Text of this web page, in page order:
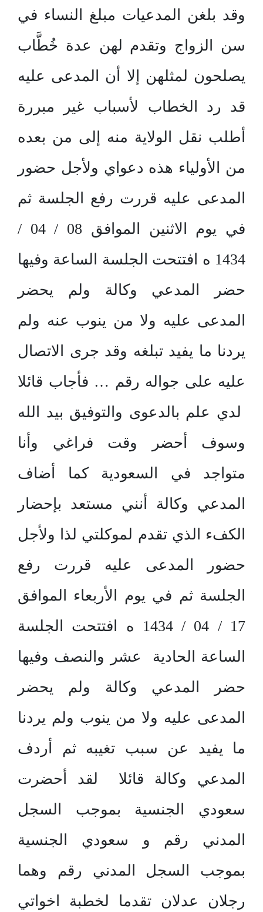
وقد بلغن المدعيات مبلغ النساء في
سن الزواج وتقدم لهن عدة خُطَّاب
يصلحون لمثلهن إلا أن المدعى عليه
قد رد الخطاب لأسباب غير مبررة
أطلب نقل الولاية منه إلى من بعده
من الأولياء هذه دعواي ولأجل حضور
المدعى عليه قررت رفع الجلسة ثم
في يوم الاثنين الموافق 08 / 04 /
1434 ه افتتحت الجلسة الساعة وفيها
حضر المدعي وكالة ولم يحضر
المدعى عليه ولا من ينوب عنه ولم
يردنا ما يفيد تبلغه وقد جرى الاتصال
عليه على جواله رقم … فأجاب قائلا
لدي علم بالدعوى والتوفيق بيد الله
وسوف أحضر وقت فراغي وأنا
متواجد في السعودية كما أضاف
المدعي وكالة أنني مستعد بإحضار
الكفء الذي تقدم لموكلتي لذا ولأجل
حضور المدعى عليه قررت رفع
الجلسة ثم في يوم الأربعاء الموافق
17 / 04 / 1434 ه افتتحت الجلسة
الساعة الحادية عشر والنصف وفيها
حضر المدعي وكالة ولم يحضر
المدعى عليه ولا من ينوب ولم يردنا
ما يفيد عن سبب تغيبه ثم أردف
المدعي وكالة قائلا لقد أحضرت
سعودي الجنسية بموجب السجل
المدني رقم و سعودي الجنسية
بموجب السجل المدني رقم وهما
رجلان عدلان تقدما لخطبة اخواتي